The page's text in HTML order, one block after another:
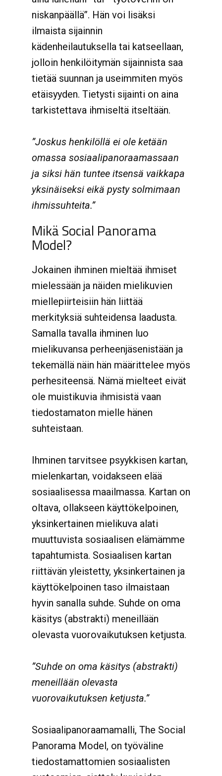
niskanpäällä”. Hän voi lisäksi
ilmaista sijainnin
kädenheilautuksella tai katseellaan,
jolloin henkilöitymän sijainnista saa
tietää suunnan ja useimmiten myös
etäisyyden. Tietysti sijainti on aina
tarkistettava ihmiseltä itseltään.
”Joskus henkilöllä ei ole ketään
omassa sosiaalipanoraamassaan
ja siksi hän tuntee itsensä vaikkapa
yksinäiseksi eikä pysty solmimaan
ihmissuhteita.”
Mikä Social Panorama
Model?
Jokainen ihminen mieltää ihmiset
mielessään ja näiden mielikuvien
miellepiirteisiin hän liittää
merkityksiä suhteidensa laadusta.
Samalla tavalla ihminen luo
mielikuvansa perheenjäsenistään ja
tekemällä näin hän määrittelee myös
perhesiteensä. Nämä mielteet eivät
ole muistikuvia ihmisistä vaan
tiedostamaton mielle hänen
suhteistaan.
Ihminen tarvitsee psyykkisen kartan,
mielenkartan, voidakseen elää
sosiaalisessa maailmassa. Kartan on
oltava, ollakseen käyttökelpoinen,
yksinkertainen mielikuva alati
muuttuvista sosiaalisen elämämme
tapahtumista. Sosiaalisen kartan
riittävän yleistetty, yksinkertainen ja
käyttökelpoinen taso ilmaistaan
hyvin sanalla suhde. Suhde on oma
käsitys (abstrakti) meneillään
olevasta vuorovaikutuksen ketjusta.
”Suhde on oma käsitys (abstrakti)
meneillään olevasta
vuorovaikutuksen ketjusta.”
Sosiaalipanoraamamalli, The Social
Panorama Model, on työväline
tiedostamattomien sosiaalisten